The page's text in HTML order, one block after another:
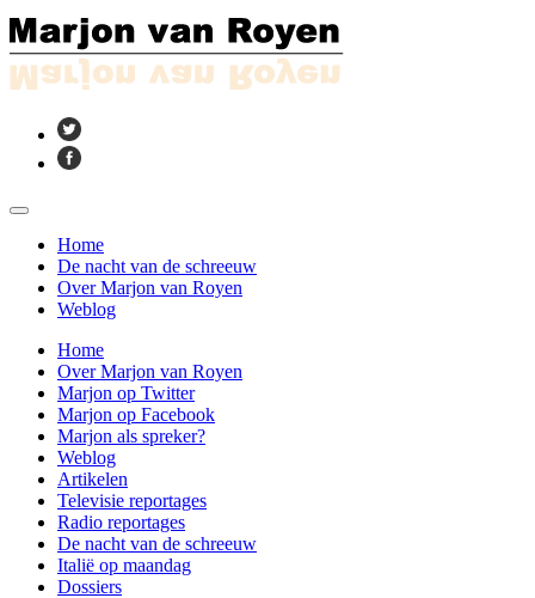
Home
De nacht van de schreeuw
Over Marjon van Royen
Weblog
Home
Over Marjon van Royen
Marjon op Twitter
Marjon op Facebook
Marjon als spreker?
Weblog
Artikelen
Televisie reportages
Radio reportages
De nacht van de schreeuw
Italië op maandag
Dossiers